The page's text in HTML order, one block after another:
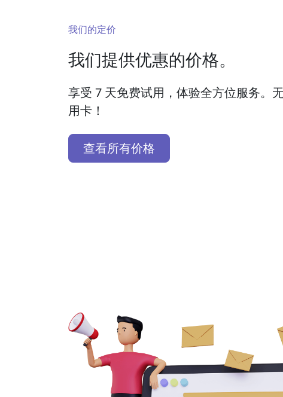
我们的定价
我们提供优惠的价格。
享受 7 天免费试用，体验全方位服务。
用卡！
查看所有价格